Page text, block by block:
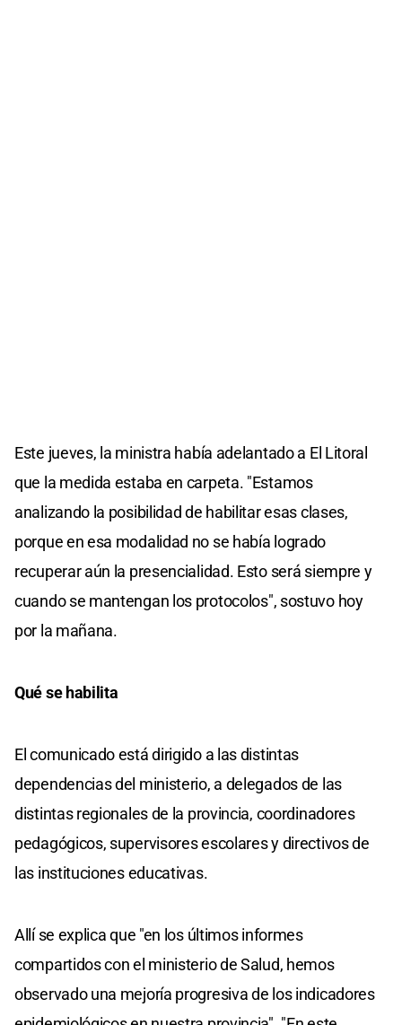
Este jueves, la ministra había adelantado a El Litoral
que la medida estaba en carpeta. "Estamos
analizando la posibilidad de habilitar esas clases,
porque en esa modalidad no se había logrado
recuperar aún la presencialidad. Esto será siempre y
cuando se mantengan los protocolos", sostuvo hoy
por la mañana.
Qué se habilita
El comunicado está dirigido a las distintas
dependencias del ministerio, a delegados de las
distintas regionales de la provincia, coordinadores
pedagógicos, supervisores escolares y directivos de
las instituciones educativas.
Allí se explica que "en los últimos informes
compartidos con el ministerio de Salud, hemos
observado una mejoría progresiva de los indicadores